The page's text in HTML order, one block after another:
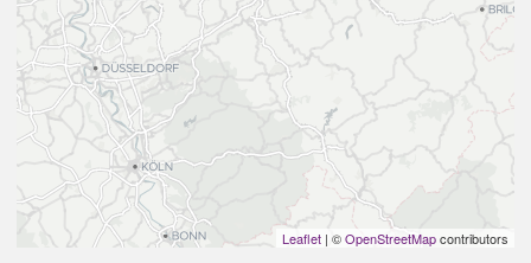
Leaflet | ©OpenStreetMapcontributors